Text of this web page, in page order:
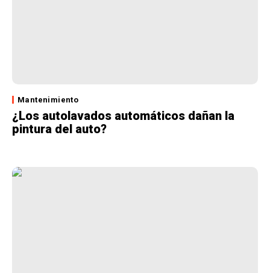
Mantenimiento
¿Los autolavados automáticos dañan la
pintura del auto?